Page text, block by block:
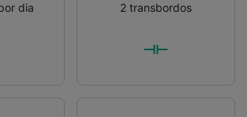
dia
2 transbordos